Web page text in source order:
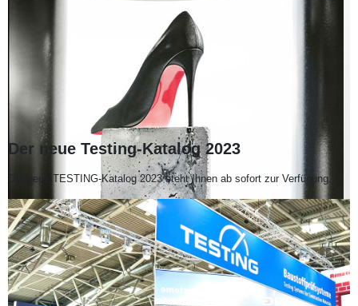
Der neue Testing-Katalog 2023
Der neue TESTING-Katalog 2023 steht Ihnen ab sofort zur Verfügung.